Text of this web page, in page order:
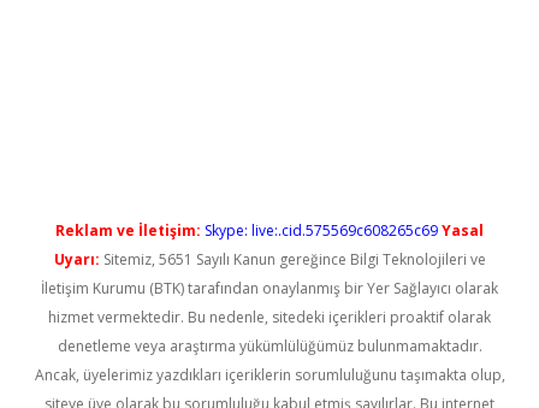
Reklam ve İletişim: Skype: live:.cid.575569c608265c69Yasal
Uyarı: Sitemiz, 5651 Sayılı Kanun gereğince Bilgi Teknolojileri ve
İletişim Kurumu (BTK) tarafından onaylanmış bir Yer Sağlayıcı olarak
hizmet vermektedir. Bu nedenle, sitedeki içerikleri proaktif olarak
denetleme veya araştırma yükümlülüğümüz bulunmamaktadır.
Ancak, üyelerimiz yazdıkları içeriklerin sorumluluğunu taşımakta olup,
siteye üye olarak bu sorumluluğu kabul etmiş sayılırlar. Bu internet